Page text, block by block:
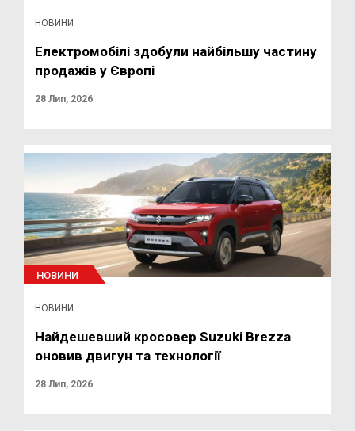
НОВИНИ
Електромобілі здобули найбільшу частину
продажів у Європі
28 Лип, 2026
НОВИНИ
НОВИНИ
Найдешевший кросовер Suzuki Brezza
оновив двигун та технології
28 Лип, 2026